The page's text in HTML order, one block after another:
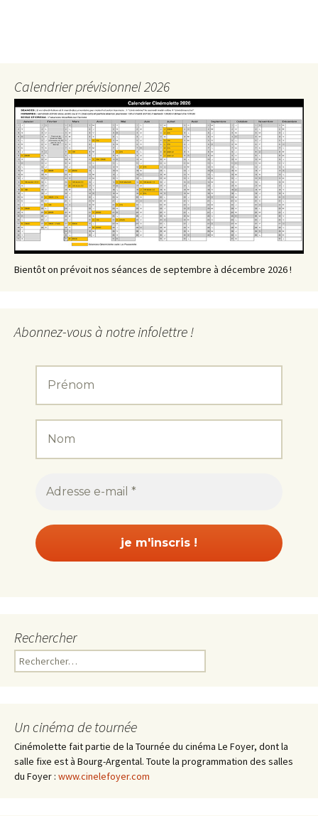
Calendrier prévisionnel 2026
Bientôt on prévoit nos séances de septembre à décembre 2026 !
Abonnez-vous à notre infolettre !
Rechercher
Rechercher :
Un cinéma de tournée
Cinémolette fait partie de la Tournée du cinéma Le Foyer, dont la
salle fixe est à Bourg-Argental. Toute la programmation des salles
du Foyer : www.cinelefoyer.com